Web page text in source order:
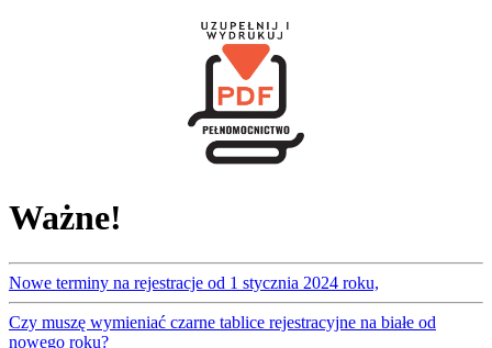
Ważne!
Nowe terminy na rejestracje od 1 stycznia 2024 roku,
Czy muszę wymieniać czarne tablice rejestracyjne na białe od
nowego roku?